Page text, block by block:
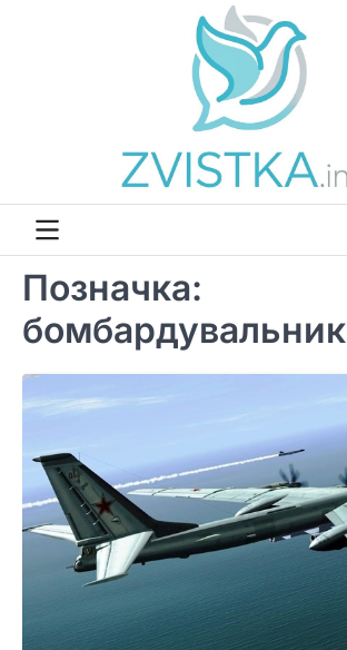
Позначка:
бомбардувальник